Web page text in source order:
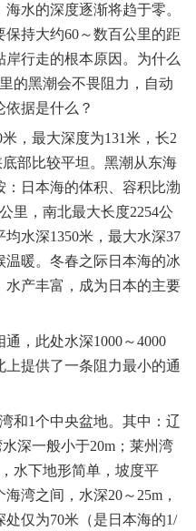
水的深度逐渐将趋于零。
保持大约60～数百公里的距
行走的根本原因。为什么
的黑潮会不畏阻力，自动
据是什么？
米 ，最大深度为131米 ，长2
部比较平坦。黑潮从东海
日本海的体积、容积比渤
里，南北最大长度2254公
均水深1350米 ，最大水深37
温暖。冬春之际日本海的冰
产丰富，成为日本的主要
通，此处水深1000～4000
上提供了一条阻力最小的通
和1个中央盆地。其中：辽
水深一般小于20m ；莱州湾
，水下地形简单，坡度平
海湾之间，水深20～ 25m ，
处仅为70米 （是日本海的1/